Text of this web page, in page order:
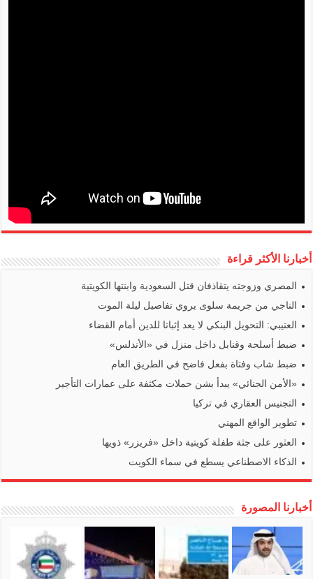
أخبارنا الأكثر قراءة
المصري وزوجته يتقاذفان قتل السعودية وابنتها الكويتية
الناجي من جريمة سلوى يروي تفاصيل ليلة الموت
العتيبي: التحويل البنكي لا يعد إثباتا للدين أمام القضاء
ضبط أسلحة وقنابل داخل منزل في «الأندلس»
ضبط شاب وفتاة بفعل فاضح في الطريق العام
«الأمن الجنائي» يبدأ بشن حملات مكثفة على عمارات التأجير
التجنيس العقاري في تركيا
تطوير الواقع المهني
العثور على جثة طفلة كويتية داخل «فريزر» ذويها
الذكاء الاصطناعي يسطع في سماء الكويت
أخبارنا المصورة